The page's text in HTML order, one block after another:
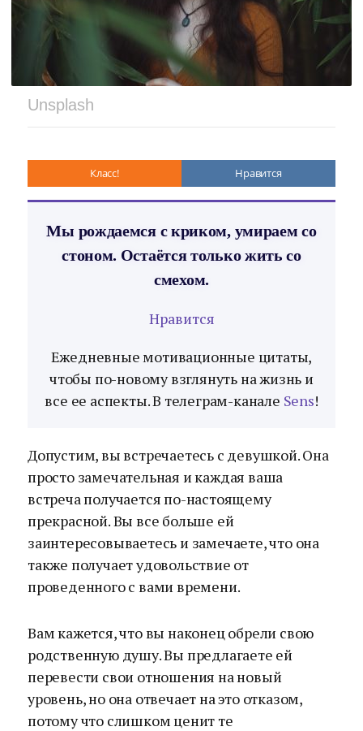
Unsplash
Класс! Нравится
Мы рождаемся с криком, умираем со
стоном. Остаётся только жить со
смехом.
Нравится
Ежедневные мотивационные цитаты,
чтобы по-новому взглянуть на жизнь и
все ее аспекты. В телеграм-канале Sens!
Допустим, вы встречаетесь с девушкой. Она
просто замечательная и каждая ваша
встреча получается по-настоящему
прекрасной. Вы все больше ей
заинтересовываетесь и замечаете, что она
также получает удовольствие от
проведенного с вами времени.
Вам кажется, что вы наконец обрели свою
родственную душу. Вы предлагаете ей
перевести свои отношения на новый
уровень, но она отвечает на это отказом,
потому что слишком ценит те